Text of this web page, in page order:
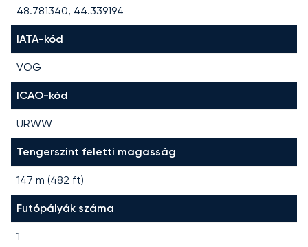
48.781340, 44.339194
IATA-kód
VOG
ICAO-kód
URWW
Tengerszint feletti magasság
147 m (482 ft)
Futópályák száma
1